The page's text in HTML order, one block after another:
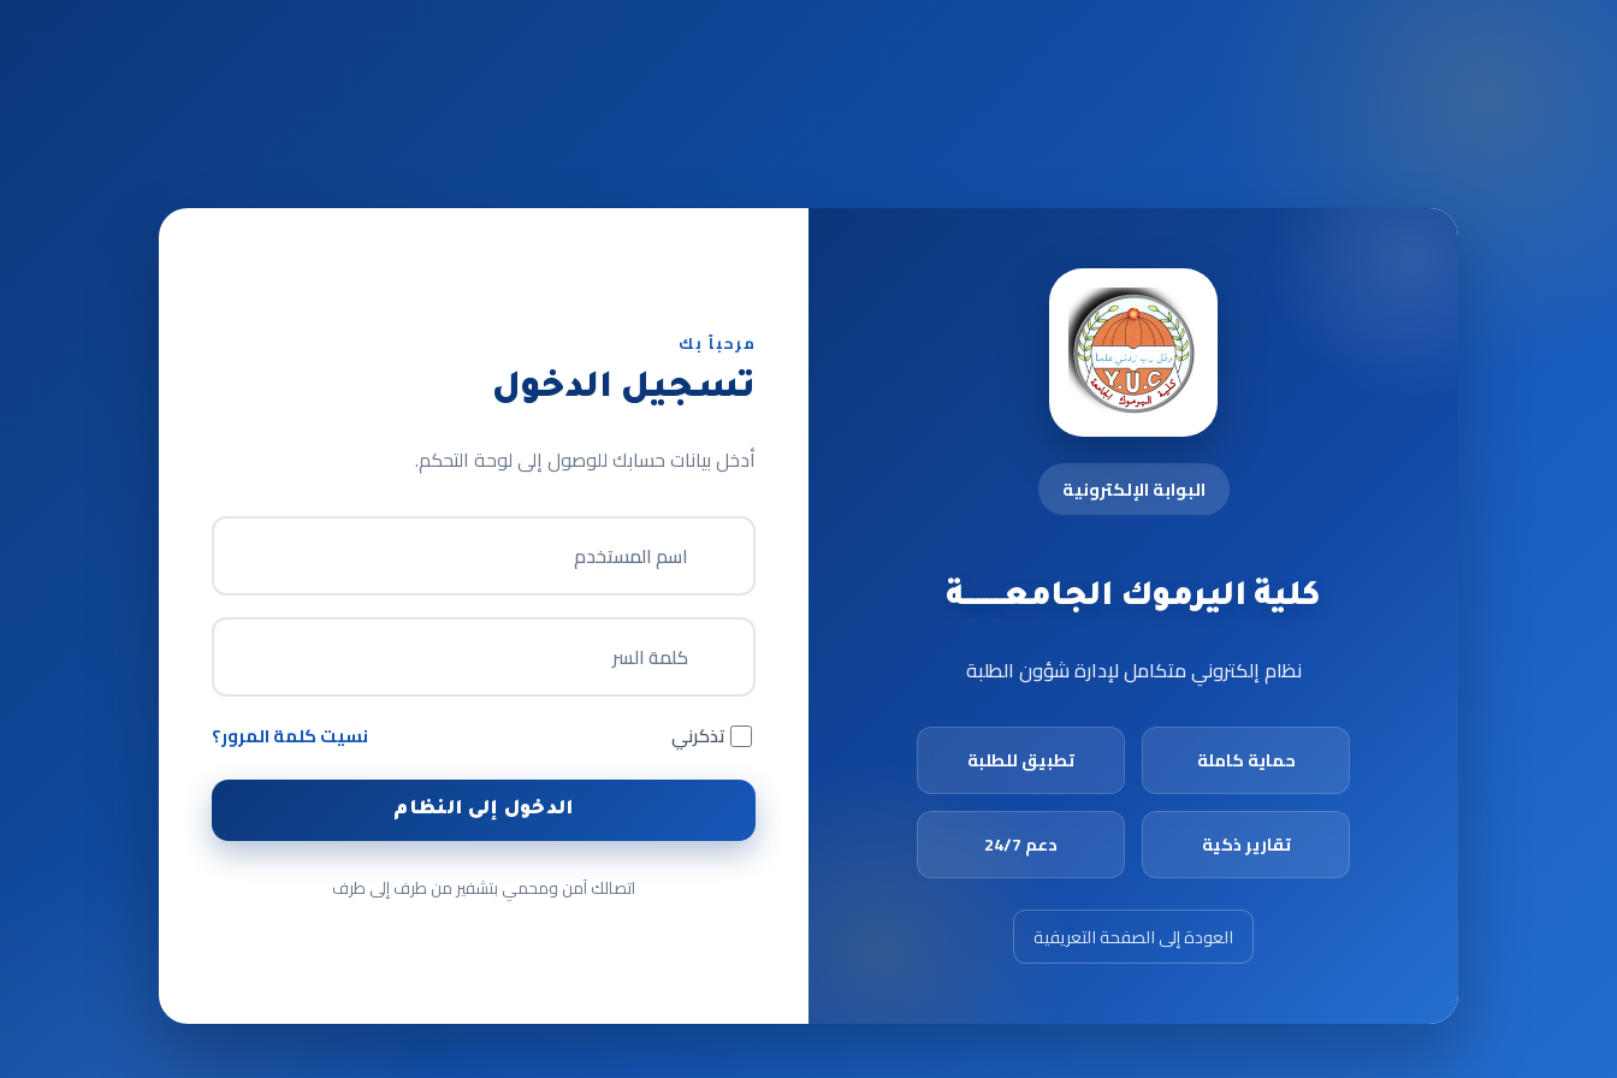
البوابة الإلكترونية
كلية اليرموك الجامعـــــــــة
نظام إلكتروني متكامل لإدارة شؤون الطلبة
حماية كاملة تطبيق للطلبة
تقارير ذكية دعم 24/7
العودة إلى الصفحة التعريفية
مرحباً بك
تسجيل الدخول
أدخل بيانات حسابك للوصول إلى لوحة التحكم.
اسم المستخدم
كلمة السر
تذكرني نسيت كلمة المرور؟
الدخول إلى النظام
اتصالك آمن ومحمي بتشفير من طرف إلى طرف